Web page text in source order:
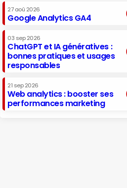
27 aoû 2026
Google Analytics GA4
03 sep 2026
ChatGPT et IA génératives :
bonnes pratiques et usages
responsables
21 sep 2026
Web analytics : booster ses
performances marketing